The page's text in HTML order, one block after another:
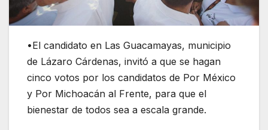
•El candidato en Las Guacamayas, municipio
de Lázaro Cárdenas, invitó a que se hagan
cinco votos por los candidatos de Por México
y Por Michoacán al Frente, para que el
bienestar de todos sea a escala grande.